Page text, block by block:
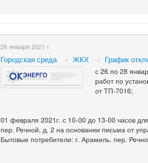
26 января 2021 г.
Городская среда → ЖКХ → График
с 26 по 28
работ по
от ТП-7016;
01 февраля 2021г. с 10-00 до 13-00 часов
пер. Речной, д. 2 на основании письма от
Бытовые потребители: г. Арамиль. пер.